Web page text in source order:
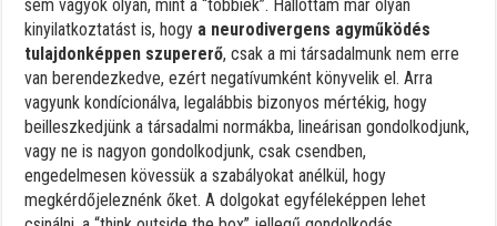
sem vagyok olyan, mint a “többiek”. Hallottam már olyan
kinyilatkoztatást is, hogy a neurodivergens agyműködés
tulajdonképpen szupererő, csak a mi társadalmunk nem erre
van berendezkedve, ezért negatívumként könyvelik el. Arra
vagyunk kondícionálva, legalábbis bizonyos mértékig, hogy
beilleszkedjünk a társadalmi normákba, lineárisan gondolkodjunk,
vagy ne is nagyon gondolkodjunk, csak csendben,
engedelmesen kövessük a szabályokat anélkül, hogy
megkérdőjeleznénk őket. A dolgokat egyféleképpen lehet